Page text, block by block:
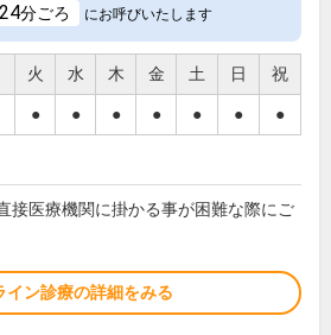
24分ごろ にお呼びいたします
火 水 木 金 土 日 祝
● ● ● ● ● ● ●
接医療機関に掛かる事が困難な際にご
イン診療の詳細をみる